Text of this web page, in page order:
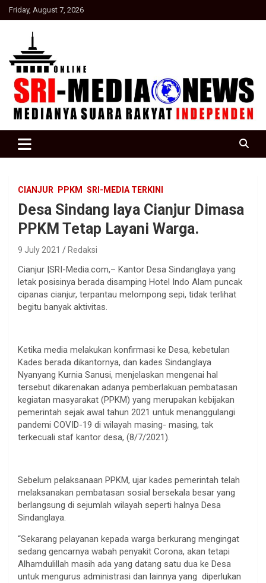
Skip
to
Friday, August 7, 2026
SRI Media news
CIANJUR PPKM SRI-MEDIA TERKINI
Desa Sindang laya Cianjur Dimasa
PPKM Tetap Layani Warga.
9 July 2021 Redaksi
Cianjur |SRI-Media.com,– Kantor Desa Sindanglaya yang
letak posisinya berada disamping Hotel Indo Alam puncak
cipanas cianjur, terpantau melompong sepi, tidak terlihat
begitu banyak aktivitas.
Ketika media melakukan konfirmasi ke Desa, kebetulan
Kades berada dikantornya, dan kades Sindanglaya
Nyanyang Kurnia Sanusi, menjelaskan mengenai hal
tersebut dikarenakan adanya pemberlakuan pembatasan
kegiatan masyarakat (PPKM) yang merupakan kebijakan
pemerintah sejak awal tahun 2021 untuk menanggulangi
pandemi COVID-19 di wilayah masing- masing, tak
terkecuali staf kantor desa, (8/7/2021).
Sebelum pelaksanaan PPKM, ujar kades pemerintah telah
melaksanakan pembatasan sosial bersekala besar yang
berlangsung di sejumlah wilayah seperti halnya Desa
Sindanglaya.
“Sekarang pelayanan kepada warga berkurang mengingat
sedang gencarnya wabah penyakit Corona, akan tetapi
Alhamdulillah masih ada yang datang satu dua ke Desa
untuk mengurus administrasi dan lainnya yang diperlukan